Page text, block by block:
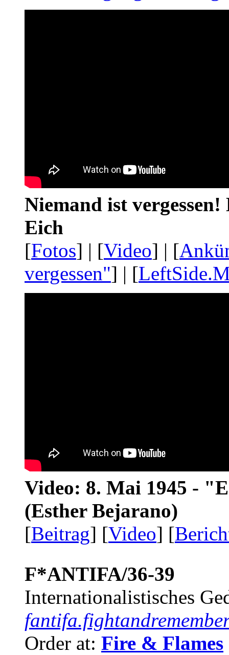
Niemand ist
Eich
[Fotos] | [Video] | [
vergessen"] | [
Video: 8. Mai 1945 -
(Esther Bejarano)
[Beitrag] [Video] [
F*ANTIFA/36-39
Internationalistisches
Order at: Fire & Flames